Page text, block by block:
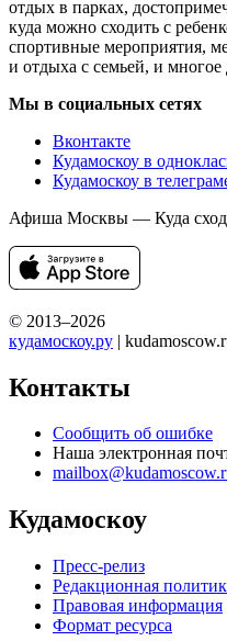
отдых в парках,
куда можно сходить с
спортивные мероприятия,
и отдыха с семьей, и многое
Мы в социальных сетях
Вконтакте
Кудамоскоу в
Кудамоскоу в
Афиша Москвы — Куда
© 2013–2026
кудамоскоу.ру |
Контакты
Сообщить об ошибке
Наша электронная
Кудамоскоу
Пресс-релиз
Редакционная
Правовая информация
Формат ресурса